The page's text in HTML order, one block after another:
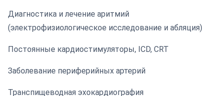
Диагностика и лечение аритмий
(электрофизиологическое исследование и абляция)
Постоянные кардиостимуляторы, ICD, CRT
Заболевание периферийных артерий
Транспищеводная эхокардиография